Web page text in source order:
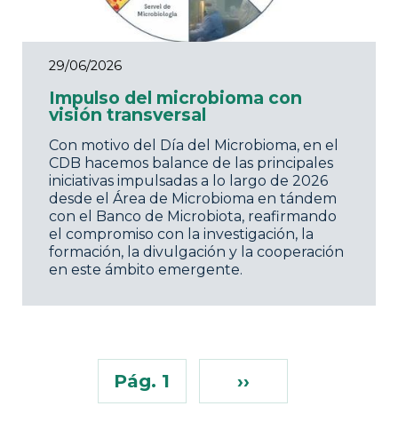
29/06/2026
Impulso del microbioma con
visión transversal
Con motivo del Día del Microbioma, en el
CDB hacemos balance de las principales
iniciativas impulsadas a lo largo de 2026
desde el Área de Microbioma en tándem
con el Banco de Microbiota, reafirmando
el compromiso con la investigación, la
formación, la divulgación y la cooperación
en este ámbito emergente.
Pág. 1 ››